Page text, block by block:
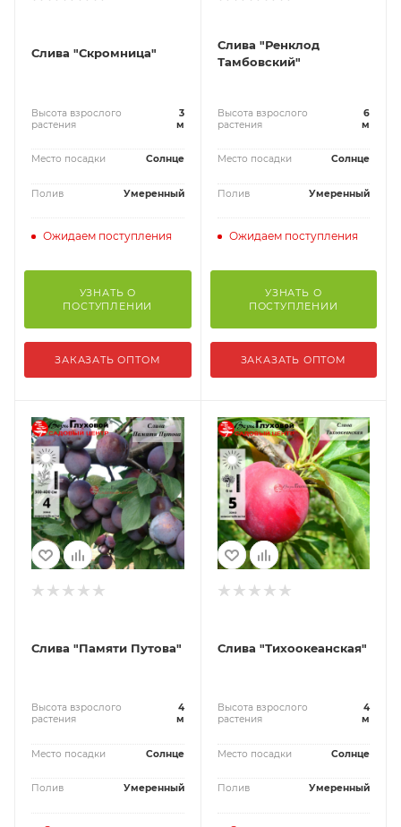
Слива "Скромница"
Высота взрослого
растения
3
м
Место посадки Солнце
Полив Умеренный
Ожидаем поступления
УЗНАТЬ О
ПОСТУПЛЕНИИ
ЗАКАЗАТЬ ОПТОМ
Слива "Ренклод
Тамбовский"
Высота взрослого
растения
6
м
Место посадки Солнце
Полив Умеренный
Ожидаем поступления
УЗНАТЬ О
ПОСТУПЛЕНИИ
ЗАКАЗАТЬ ОПТОМ
Слива "Памяти Путова"
Высота взрослого
растения
4
м
Место посадки Солнце
Полив Умеренный
Слива "Тихоокеанская"
Высота взрослого
растения
4
м
Место посадки Солнце
Полив Умеренный